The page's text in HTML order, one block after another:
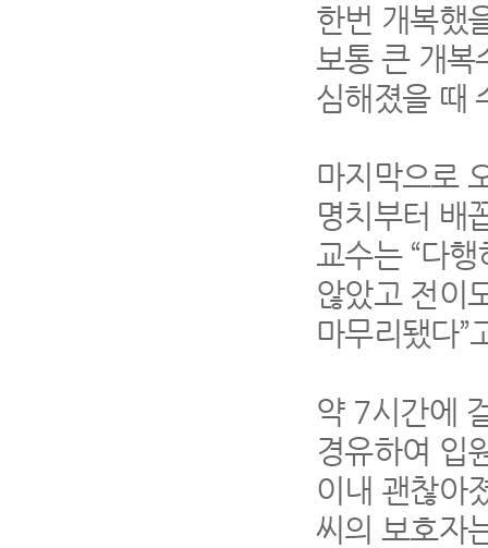
한번 개복했
보통 큰 개복
심해졌을 때
마지막으로
명치부터 배
교수는 “다행
않았고 전이
마무리됐다”
약 7시간에
경유하여 입
이내 괜찮아
씨의 보호자